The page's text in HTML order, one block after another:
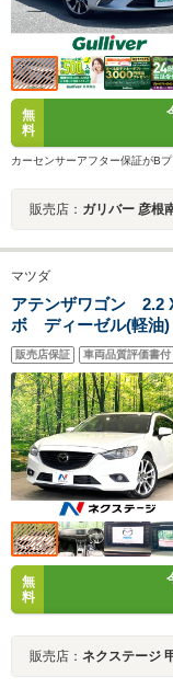
無
料
カーセンサーアフター保証がB
販売店： ガリバー 彦根
マツダ
アテンザワゴン 2.2
ボ ディーゼル(軽
害軽減システム レ
ート スマートキー
19インチアルミ オー
販売店保証 車両品質評価書付
無
料
販売店： ネクステージ